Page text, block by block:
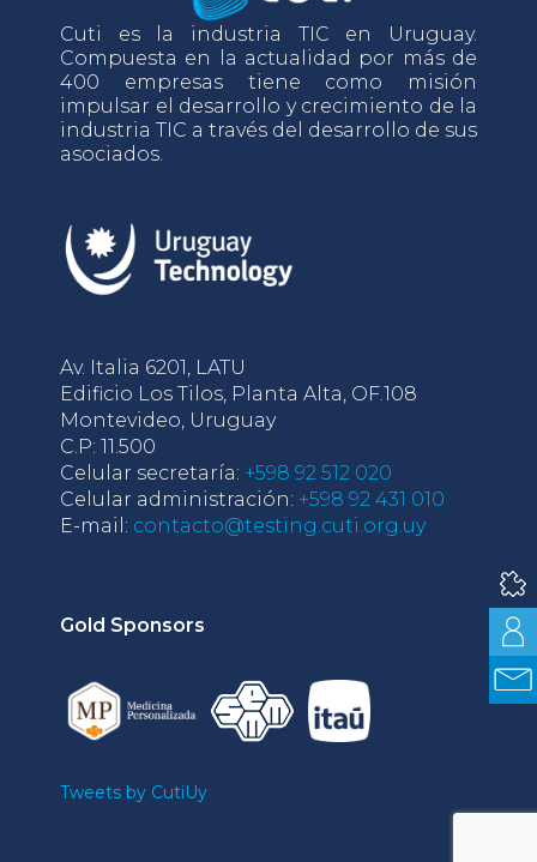
Cuti es la industria TIC en Uruguay.
Compuesta en la actualidad por más de
400 empresas tiene como misión
impulsar el desarrollo y crecimiento de la
industria TIC a través del desarrollo de sus
asociados.
Av. Italia 6201, LATU
Edificio Los Tilos, Planta Alta, OF.108
Montevideo, Uruguay
C.P: 11.500
Celular secretaría: +598 92 512 020
Celular administración: +598 92 431 010
E-mail: contacto@testing.cuti.org.uy
Gold Sponsors
Tweets by CutiUy